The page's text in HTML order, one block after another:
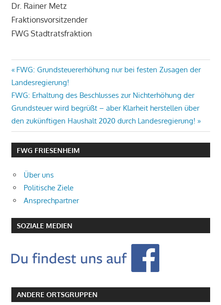
Dr. Rainer Metz
Fraktionsvorsitzender
FWG Stadtratsfraktion
Beitragsnavigation
Vorheriger
Beitrag:
FWG: Grundsteuererhöhung nur bei festen Zusagen der
Landesregierung!
Nächster
Beitrag:
FWG: Erhaltung des Beschlusses zur Nichterhöhung der
Grundsteuer wird begrüßt – aber Klarheit herstellen über
den zukünftigen Haushalt 2020 durch Landesregierung!
FWG FRIESENHEIM
Über uns
Politische Ziele
Ansprechpartner
SOZIALE MEDIEN
ANDERE ORTSGRUPPEN